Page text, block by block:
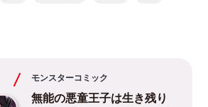
モンスターコミック
無能の悪童王子は生き残り